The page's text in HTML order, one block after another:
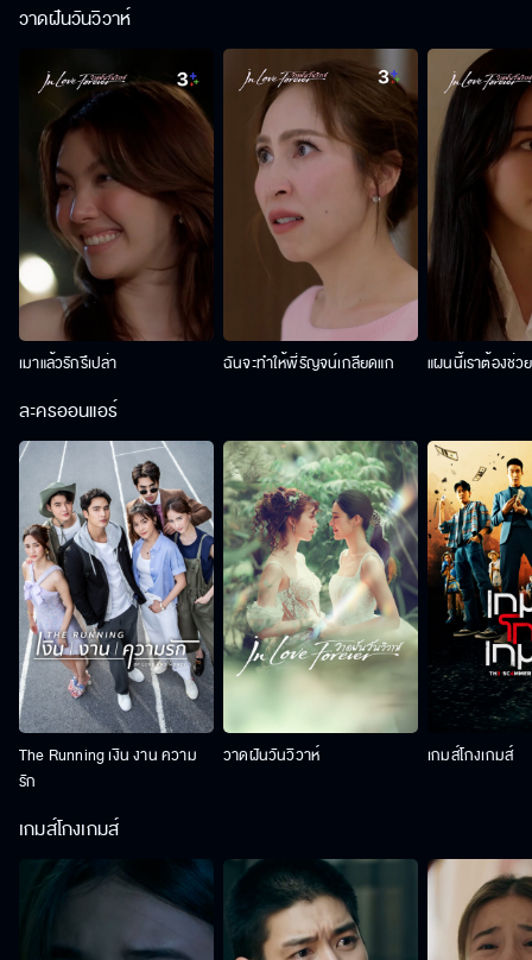
วาดฝันวันวิวาห์
เมาแล้วรักรึเปล่า ฉันจะทำให้พี่รัญจน์เกลียดแก แผนนี้เราต้องช่ว
ละครออนแอร์
The Running เงิน งาน ความ
รัก
วาดฝันวันวิวาห์ เกมส์โกงเกมส์
เกมส์โกงเกมส์